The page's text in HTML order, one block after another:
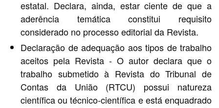
estatal. Declara, ainda, estar ciente de que a
aderência temática constitui requisito
considerado no processo editorial da Revista.
Declaração de adequação aos tipos de trabalho
aceitos pela Revista - O autor declara que o
trabalho submetido à Revista do Tribunal de
Contas da União (RTCU) possui natureza
científica ou técnico-científica e está enquadrado